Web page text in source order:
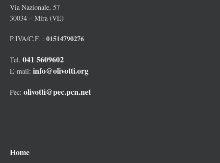
Via Nazionale, 57
30034 – Mira (VE)
P.IVA/C.F. : 01514790276
Tel. 041 5609602
E-mail: info@olivotti.org
Pec: olivotti@pec.pcn.net
Home